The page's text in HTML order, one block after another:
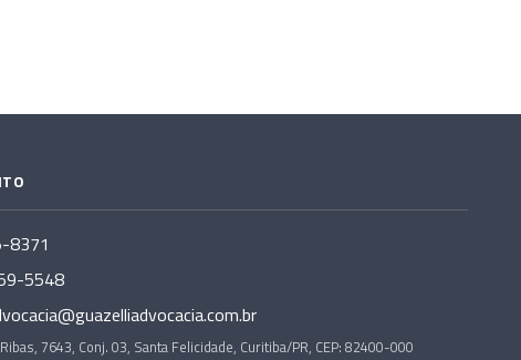
8371
5548
7643, Conj. 03, Santa Felicidade, Curitiba/PR, CEP: 82400-000